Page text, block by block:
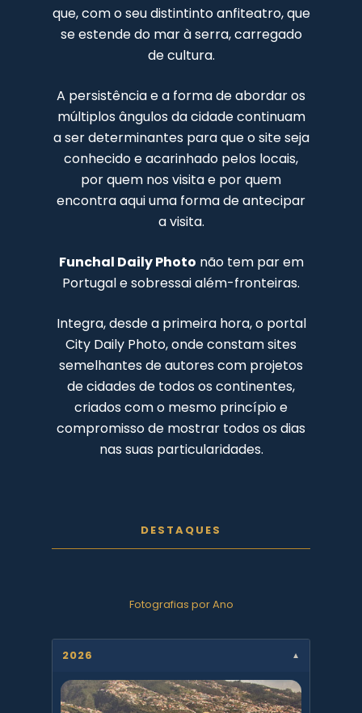
que, com o seu distintinto anfiteatro, que
se estende do mar à serra, carregado
de cultura.
A persistência e a forma de abordar os
múltiplos ângulos da cidade continuam
a ser determinantes para que o site seja
conhecido e acarinhado pelos locais,
por quem nos visita e por quem
encontra aqui uma forma de antecipar
a visita.
Funchal Daily Photo não tem par em
Portugal e sobressai além-fronteiras.
Integra, desde a primeira hora, o portal
City Daily Photo, onde constam sites
semelhantes de autores com projetos
de cidades de todos os continentes,
criados com o mesmo princípio e
compromisso de mostrar todos os dias
nas suas particularidades.
DESTAQUES
Fotografias por Ano
2026 ▼